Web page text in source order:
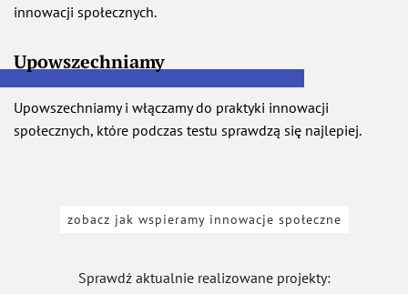
innowacji społecznych.
Upowszechniamy
Upowszechniamy i włączamy do praktyki innowacji
społecznych, które podczas testu sprawdzą się najlepiej.
zobacz jak wspieramy innowacje społeczneotwiera
Sprawdź aktualnie realizowane projekty: